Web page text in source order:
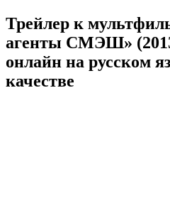
Трейлер к
агенты СМЭШ»
онлайн на русском
качестве